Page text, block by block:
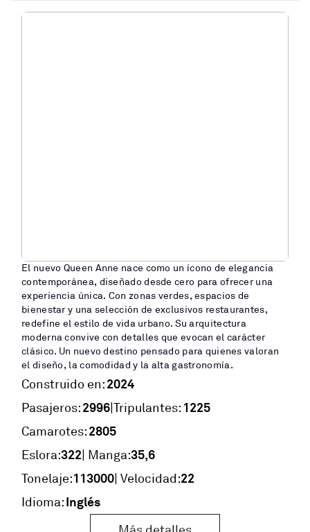
El nuevo Queen Anne nace como un ícono de elegancia
contemporánea, diseñado desde cero para ofrecer una
experiencia única. Con zonas verdes, espacios de
bienestar y una selección de exclusivos restaurantes,
redefine el estilo de vida urbano. Su arquitectura
moderna convive con detalles que evocan el carácter
clásico. Un nuevo destino pensado para quienes valoran
el diseño, la comodidad y la alta gastronomía.
Construido en:2024
Pasajeros:2996|Tripulantes: 1225
Camarotes:2805
Eslora:322| Manga:35,6
Tonelaje:113000| Velocidad:22
Idioma:Inglés